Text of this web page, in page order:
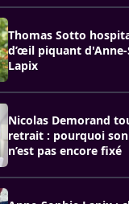
Thomas Sotto
d’œil piquant
Lapix
Nicolas Demorand
retrait : pourquoi
n’est pas encore fixé